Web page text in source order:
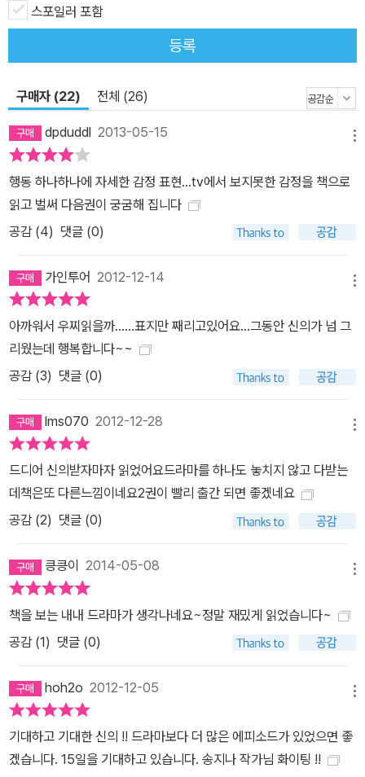
스포일러 포함
등록
구매자 (22) 전체 (26)
dpduddl 2013-05-15
행동 하나하나에 자세한 감정 표현...tv에서 보지못한 감정을 책으로
읽고 벌써 다음권이 궁굼해 집니다
공감 (4) 댓글 (0)
가인투어 2012-12-14
아까워서 우찌읽을까......표지만 째리고있어요...그동안 신의가 넘 그
리웠는데 행복합니다~~
공감 (3) 댓글 (0)
lms070 2012-12-28
드디어 신의받자마자 읽었어요드라마를 하나도 놓치지 않고 다받는
데책은또 다른느낌이네요2권이 빨리 출간 되면 좋겠네요
공감 (2) 댓글 (0)
킁킁이 2014-05-08
책을 보는 내내 드라마가 생각나네요~정말 재밌게 읽었습니다~
공감 (1) 댓글 (0)
hoh2o 2012-12-05
기대하고 기대한 신의 !! 드라마보다 더 많은 에피소드가 있었으면 좋
겠습니다. 15일을 기대하고 있습니다. 송지나 작가님 화이팅 !!